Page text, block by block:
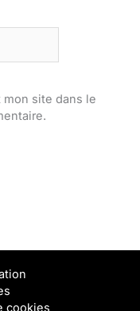
site dans le
cookies